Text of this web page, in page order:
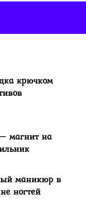
крючком
магнит на
маникюр в
ногтей